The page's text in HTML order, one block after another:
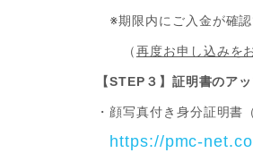
※期限内にご入金が確
（再度お申し込みを
【STEP３】証明書のア
・顔写真付き身分証明書
https://pmc-